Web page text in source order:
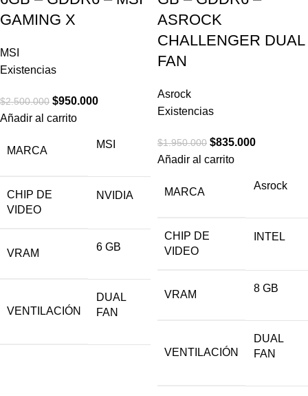
GAMING X
MSI
Existencias
$2.500.000 $950.000
Añadir al carrito
MARCA
MSI
CHIP DE
VIDEO
NVIDIA
VRAM
6 GB
VENTILACIÓN
DUAL
FAN
ASROCK
CHALLENGER DUAL
FAN
Asrock
Existencias
$1.950.000 $835.000
Añadir al carrito
MARCA
Asrock
CHIP DE
VIDEO
INTEL
VRAM
8 GB
VENTILACIÓN
DUAL
FAN